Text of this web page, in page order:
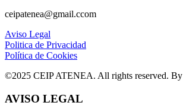
ceipatenea@gmail.ccom
Aviso Legal
Politica de Privacidad
Política de Cookies
©2025 CEIP ATENEA. All rights reserved. By
AVISO LEGAL